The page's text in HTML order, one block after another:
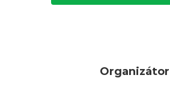
Organizátor